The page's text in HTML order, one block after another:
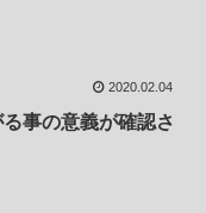
2020.02.04
事の意義が確認さ